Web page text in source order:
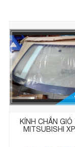
KÍNH CHẮN
MITSUBISHI